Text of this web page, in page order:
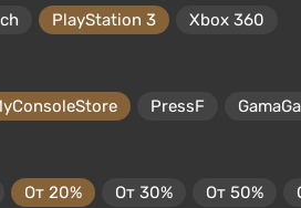
PlayStation 3 Xbox 360
PressF
От 20% От 30% От 50%